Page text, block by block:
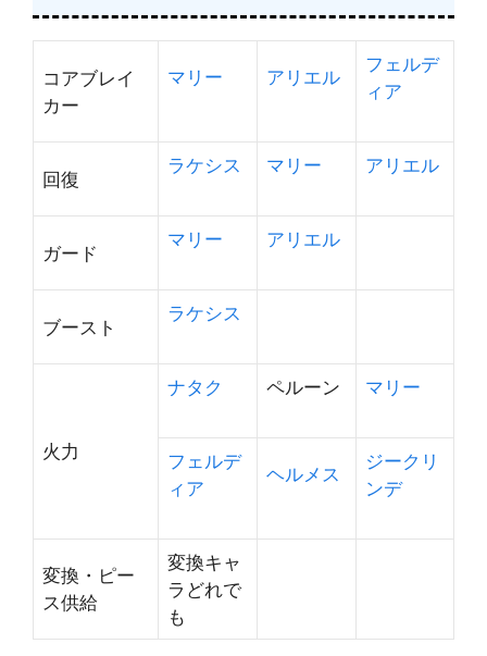
コアブレイ
カー
マリー アリエル
フェルデ
ィア
回復
ラケシス マリー アリエル
ガード
マリー アリエル
ブースト
ラケシス
火力
ナタク ペルーン マリー
フェルデ
ィア
ヘルメス
ジークリ
ンデ
変換・ピー
ス供給
変換キャ
ラどれで
も